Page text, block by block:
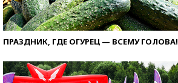
ПРАЗДНИК, ГДЕ ОГУРЕЦ — ВСЕМУ ГОЛОВА!